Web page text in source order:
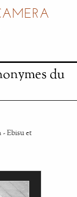
du
- Ebisu et